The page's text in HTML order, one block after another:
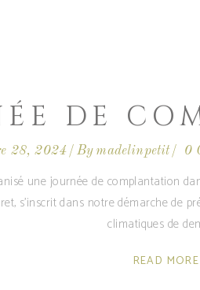
DE
28, 2024 By madelinpetit 0
une journée de complantation
s’inscrit dans notre démarche
climatiques de
READ MORE